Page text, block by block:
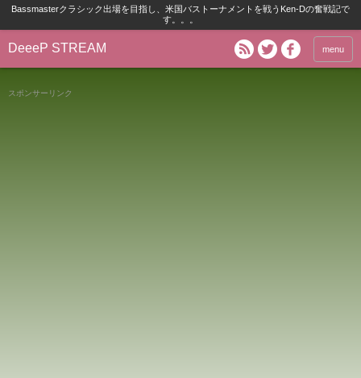
Bassmasterクラシック出場を目指し、米国バストーナメントを戦うKen-Dの奮戦記で
す。。。
DeeeP STREAM menu
スポンサーリンク